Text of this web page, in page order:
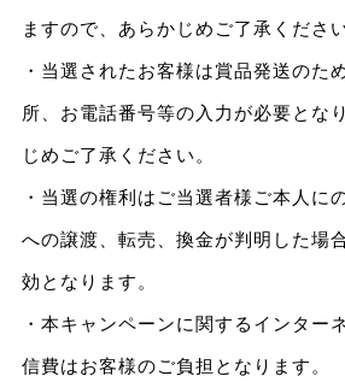
ますので、あらかじめご了承ください
・当選されたお客様は賞品発送のた
所、お電話番号等の入力が必要とな
じめご了承ください。
・当選の権利はご当選者様ご本人に
への譲渡、転売、換金が判明した場
効となります。
・本キャンペーンに関するインター
信費はお客様のご負担となります。